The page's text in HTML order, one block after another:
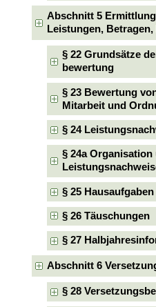
Abschnitt 5
Leistungen,
§ 22 Grundsätze
bewertung
§ 23 Bewertung
Mitarbeit und
§ 24
§ 24a
§ 25 Hausaufgaben
§ 26 Täuschungen
§ 27
Abschnitt 6
§ 28